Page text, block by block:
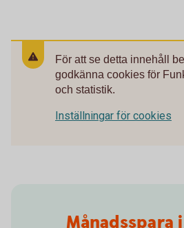
För att se detta innehåll
godkänna cookies för
och statistik.
Inställningar för cookies
Månadsspara